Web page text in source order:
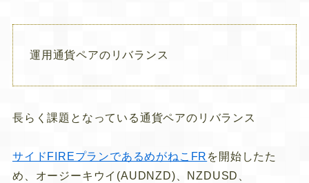
運用通貨ペアのリバランス
長らく課題となっている通貨ペアのリバランス
サイドFIREプランであるめがねこFR を開始したた
め、オージーキウイ(AUDNZD)、NZDUSD、